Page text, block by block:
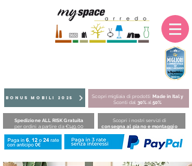
BONUS MOBILI 2025 Scopri migliaia di prodotti Made in Italy
Sconti dal 30%al50%
Spedizione ALL RISK Gratuita
per ordini a partire da €149,00
Scopri i nostri servizi di
consegna al piano e montaggio